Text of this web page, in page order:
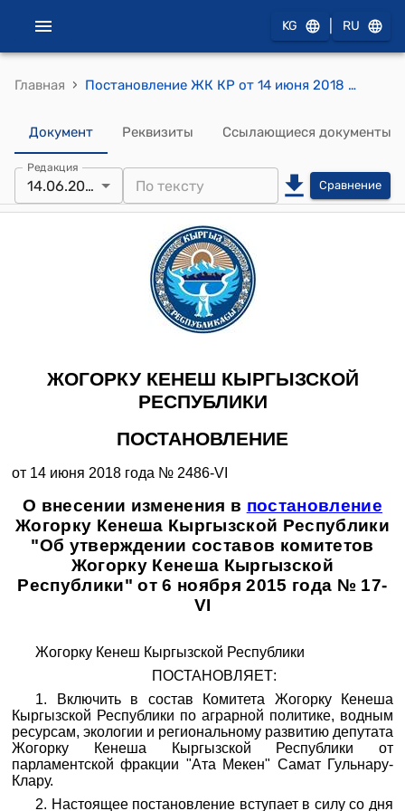
KG RU
Главная › Постановление ЖК КР от 14 июня 2018 года № 2486-VI "О внесении изменения в постановление Жогорку Кенеша Кыргызской Республики "Об утверждении составов комитетов Жогорку Кенеша Кыргызской Республики" от 6 ноября 2015 года № 17-VI"
Документ Реквизиты Ссылающиеся документы
Редакция
14.06.2018 Сравнение